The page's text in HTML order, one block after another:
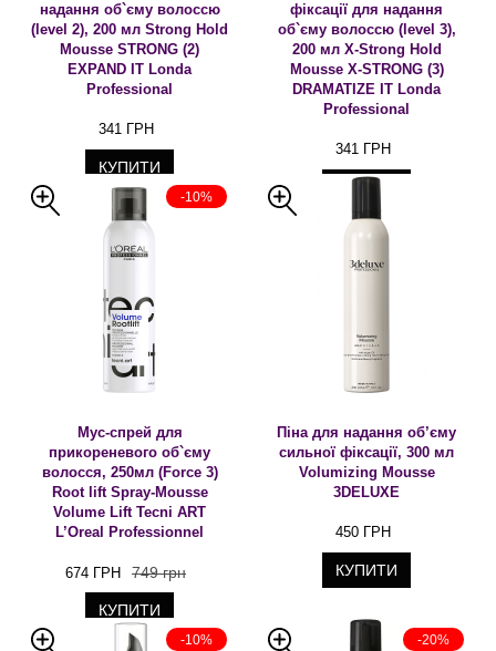
надання об`єму волоссю
(level 2), 200 мл Strong Hold
Mousse STRONG (2)
EXPAND IT Londa
Professional
341 ГРН
КУПИТИ
фіксації для надання
об`єму волоссю (level 3),
200 мл X-Strong Hold
Mousse X-STRONG (3)
DRAMATIZE IT Londa
Professional
341 ГРН
КУПИТИ
-10%
Мус-спрей для
прикореневого об`єму
волосся, 250мл (Force 3)
Root lift Spray-Mousse
Volume Lift Tecni ART
L’Oreal Professionnel
674 ГРН 749 грн
КУПИТИ
Піна для надання об’єму
сильної фіксації, 300 мл
Volumizing Mousse
3DELUXE
450 ГРН
КУПИТИ
-10% -20%